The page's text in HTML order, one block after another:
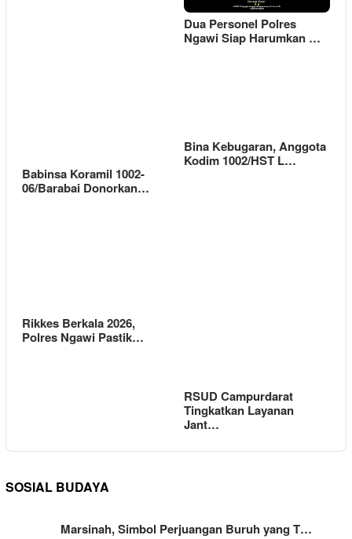
Dua Personel Polres
Ngawi Siap Harumkan …
Babinsa Koramil 1002-
06/Barabai Donorkan…
Bina Kebugaran, Anggota
Kodim 1002/HST L…
Rikkes Berkala 2026,
Polres Ngawi Pastik…
RSUD Campurdarat
Tingkatkan Layanan
Jant…
SOSIAL BUDAYA
Marsinah, Simbol Perjuangan Buruh yang T…